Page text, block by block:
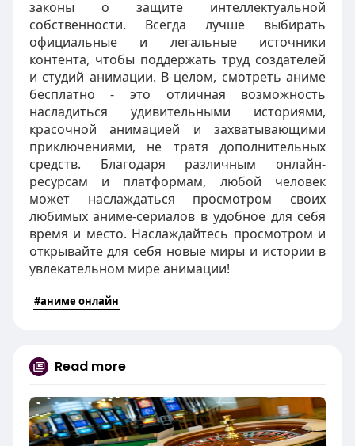
законы о защите интеллектуальной
собственности. Всегда лучше выбирать
официальные и легальные источники
контента, чтобы поддержать труд создателей
и студий анимации. В целом, смотреть аниме
бесплатно - это отличная возможность
насладиться удивительными историями,
красочной анимацией и захватывающими
приключениями, не тратя дополнительных
средств. Благодаря различным онлайн-
ресурсам и платформам, любой человек
может наслаждаться просмотром своих
любимых аниме-сериалов в удобное для себя
время и место. Наслаждайтесь просмотром и
открывайте для себя новые миры и истории в
увлекательном мире анимации!
#аниме онлайн
Read more